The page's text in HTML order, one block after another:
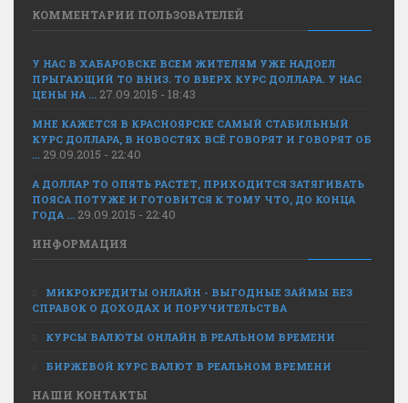
КОММЕНТАРИИ ПОЛЬЗОВАТЕЛЕЙ
У НАС В ХАБАРОВСКЕ ВСЕМ ЖИТЕЛЯМ УЖЕ НАДОЕЛ
ПРЫГАЮЩИЙ ТО ВНИЗ. ТО ВВЕРХ КУРС ДОЛЛАРА. У НАС
ЦЕНЫ НА ... 27.09.2015 - 18:43
МНЕ КАЖЕТСЯ В КРАСНОЯРСКЕ САМЫЙ СТАБИЛЬНЫЙ
КУРС ДОЛЛАРА, В НОВОСТЯХ ВСЁ ГОВОРЯТ И ГОВОРЯТ ОБ
... 29.09.2015 - 22:40
А ДОЛЛАР ТО ОПЯТЬ РАСТЕТ, ПРИХОДИТСЯ ЗАТЯГИВАТЬ
ПОЯСА ПОТУЖЕ И ГОТОВИТСЯ К ТОМУ ЧТО, ДО КОНЦА
ГОДА ... 29.09.2015 - 22:40
ИНФОРМАЦИЯ
МИКРОКРЕДИТЫ ОНЛАЙН - ВЫГОДНЫЕ ЗАЙМЫ БЕЗ
СПРАВОК О ДОХОДАХ И ПОРУЧИТЕЛЬСТВА
КУРСЫ ВАЛЮТЫ ОНЛАЙН В РЕАЛЬНОМ ВРЕМЕНИ
БИРЖЕВОЙ КУРС ВАЛЮТ В РЕАЛЬНОМ ВРЕМЕНИ
НАШИ КОНТАКТЫ